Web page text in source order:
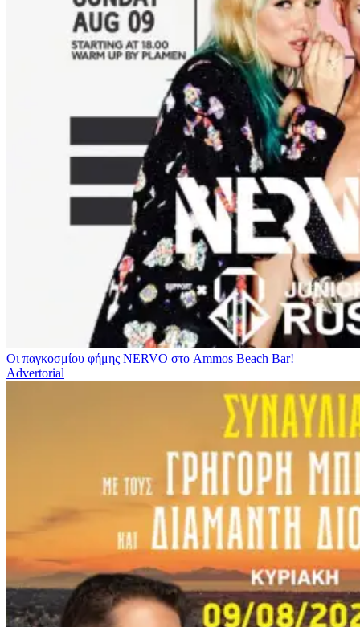
Οι παγκοσμίου φήμης NERVO στο Ammos Beach Bar!
Advertorial